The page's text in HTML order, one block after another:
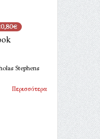
Stephens
Περισσότερα